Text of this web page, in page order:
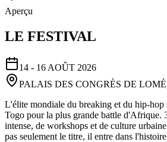
Aperçu
LE FESTIVAL
14 - 16 AOÛT 2026
PALAIS DES CONGRÈS DE
L'élite mondiale du breaking et du hip-hop
Togo pour la plus grande battle d'Afrique.
intense, de workshops et de culture
pas seulement le titre, il entre dans